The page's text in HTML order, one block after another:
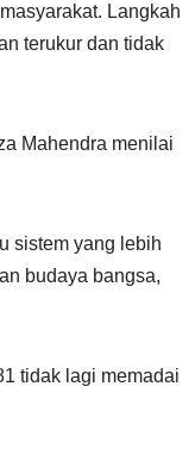
Langkah
terukur dan tidak
Mahendra menilai
sistem yang lebih
budaya bangsa,
tidak lagi memadai